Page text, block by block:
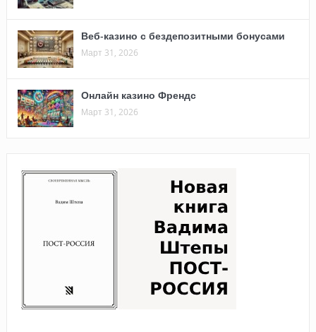
Веб-казино с бездепозитными бонусами
Март 31, 2026
Онлайн казино Френдс
Март 31, 2026